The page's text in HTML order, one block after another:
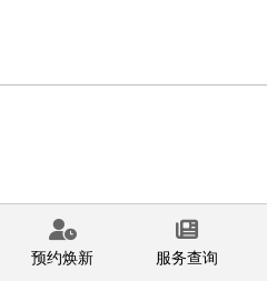
预约焕新 服务查询